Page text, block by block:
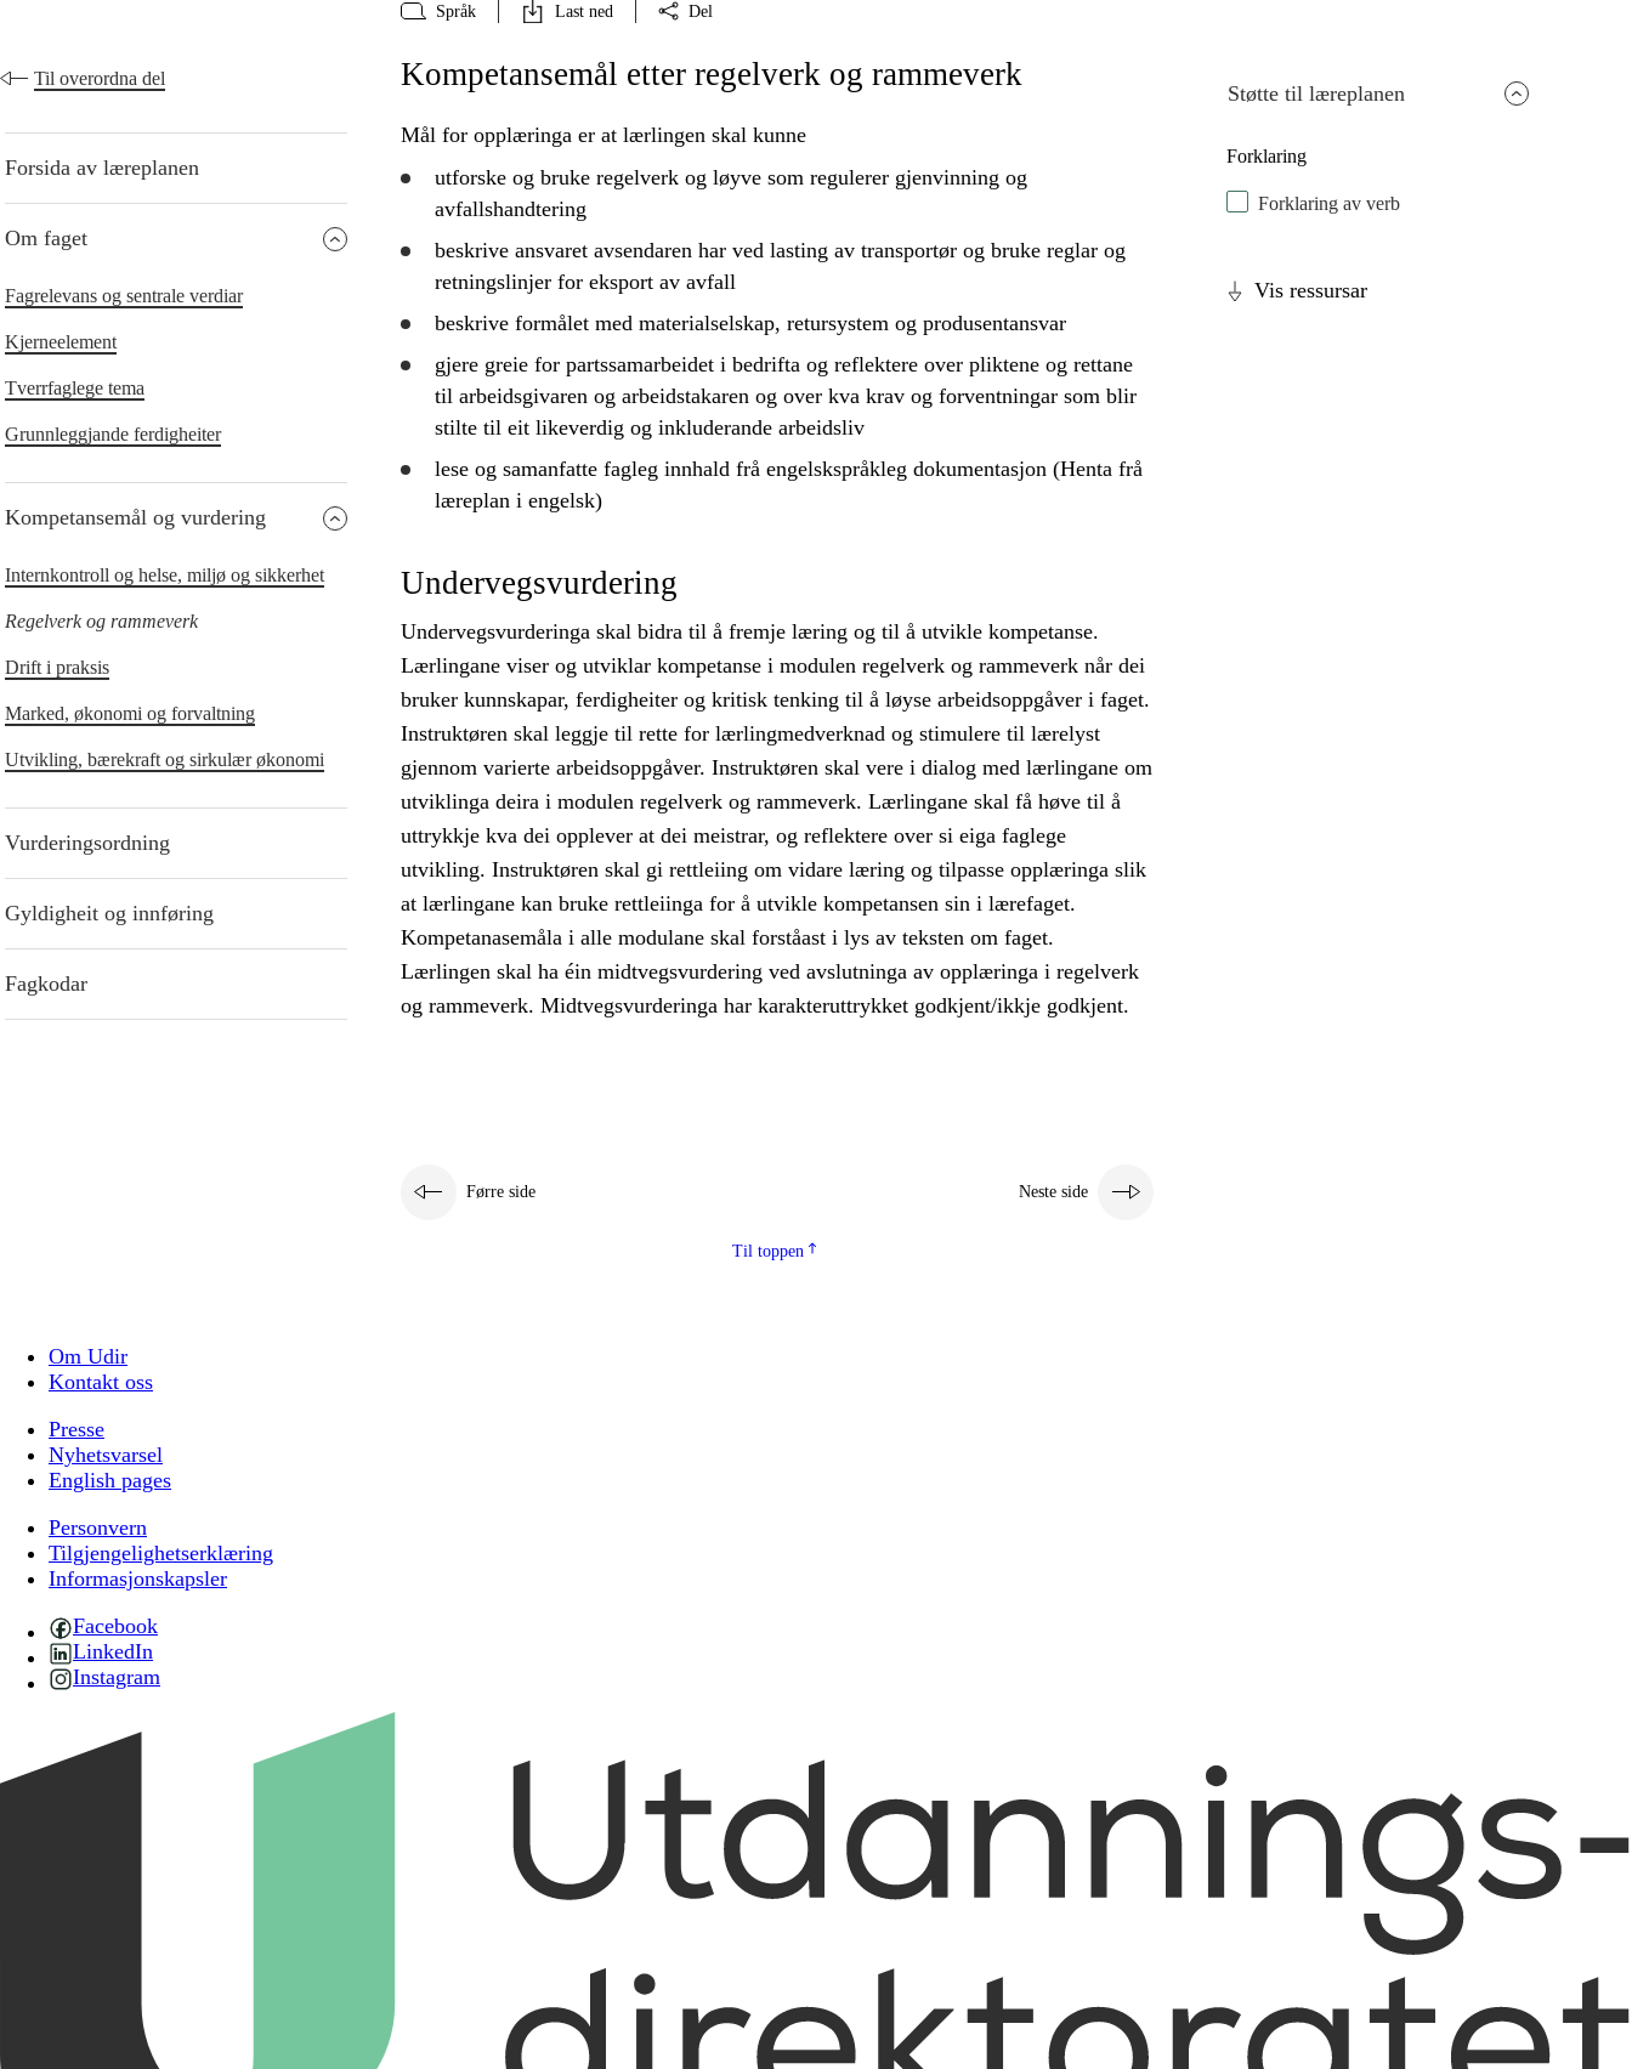
Språk Last ned Del
Til overordna del
Forsida av læreplanen
Om faget
Fagrelevans og sentrale verdiar
Kjerneelement
Tverrfaglege tema
Grunnleggjande ferdigheiter
Kompetansemål og vurdering
Internkontroll og helse, miljø og sikkerhet
Regelverk og rammeverk
Drift i praksis
Marked, økonomi og forvaltning
Utvikling, bærekraft og sirkulær økonomi
Vurderingsordning
Gyldigheit og innføring
Fagkodar
Støtte til læreplanen
Forklaring
Forklaring av verb
Vis ressursar
Kompetansemål etter regelverk og rammeverk
Mål for opplæringa er at lærlingen skal kunne
utforskeog brukeregelverk og løyve som regulerer gjenvinning og
avfallshandtering
beskriveansvaret avsendaren har ved lasting av transportør og brukereglar og
retningslinjer for eksport av avfall
beskriveformålet med materialselskap, retursystem og produsentansvar
gjere greie forpartssamarbeidet i bedrifta og reflektereover pliktene og rettane
til arbeidsgivaren og arbeidstakaren og over kva krav og forventningar som blir
stilte til eit likeverdig og inkluderande arbeidsliv
lese og samanfatte fagleg innhald frå engelskspråkleg dokumentasjon (Henta frå
læreplan i engelsk)
Undervegsvurdering
Undervegsvurderinga skal bidra til å fremje læring og til å utvikle kompetanse.
Lærlingane viser og utviklar kompetanse i modulen regelverk og rammeverk når dei
bruker kunnskapar, ferdigheiter og kritisk tenking til å løyse arbeidsoppgåver i faget.
Instruktøren skal leggje til rette for lærlingmedverknad og stimulere til lærelyst
gjennom varierte arbeidsoppgåver. Instruktøren skal vere i dialog med lærlingane om
utviklinga deira i modulen regelverk og rammeverk. Lærlingane skal få høve til å
uttrykkje kva dei opplever at dei meistrar, og reflektere over si eiga faglege
utvikling. Instruktøren skal gi rettleiing om vidare læring og tilpasse opplæringa slik
at lærlingane kan bruke rettleiinga for å utvikle kompetansen sin i lærefaget.
Kompetanasemåla i alle modulane skal forståast i lys av teksten om faget.
Lærlingen skal ha éin midtvegsvurdering ved avslutninga av opplæringa i regelverk
og rammeverk. Midtvegsvurderinga har karakteruttrykket godkjent/ikkje godkjent.
Førre side Neste side
Til toppen
Om Udir
Kontakt oss
Presse
Nyhetsvarsel
English pages
Personvern
Tilgjengelighetserklæring
Informasjonskapsler
Facebook
LinkedIn
Instagram